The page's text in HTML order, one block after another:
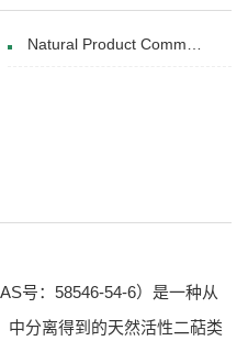
Natural Product Communications(July 21, 2020)
号：58546-54-6）是一种从
中分离得到的天然活性二萜类